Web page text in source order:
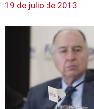
19 de julio de 2013